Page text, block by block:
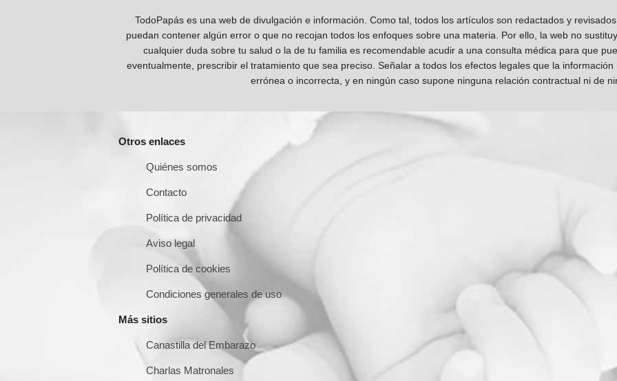
TodoPapás es una web de divulgación e información. Como tal, todos los artículos son redactados y
puedan contener algún error o que no recojan todos los enfoques sobre una materia. Por ello, la web no
cualquier duda sobre tu salud o la de tu familia es recomendable acudir a una consulta médica para que
eventualmente, prescribir el tratamiento que sea preciso. Señalar a todos los efectos legales que la
errónea o incorrecta, y en ningún caso supone ninguna relación contractual ni de
Otros enlaces
Quiénes somos
Contacto
Política de privacidad
Aviso legal
Política de cookies
Condiciones generales de uso
Más sitios
Canastilla del Embarazo
Charlas Matronales